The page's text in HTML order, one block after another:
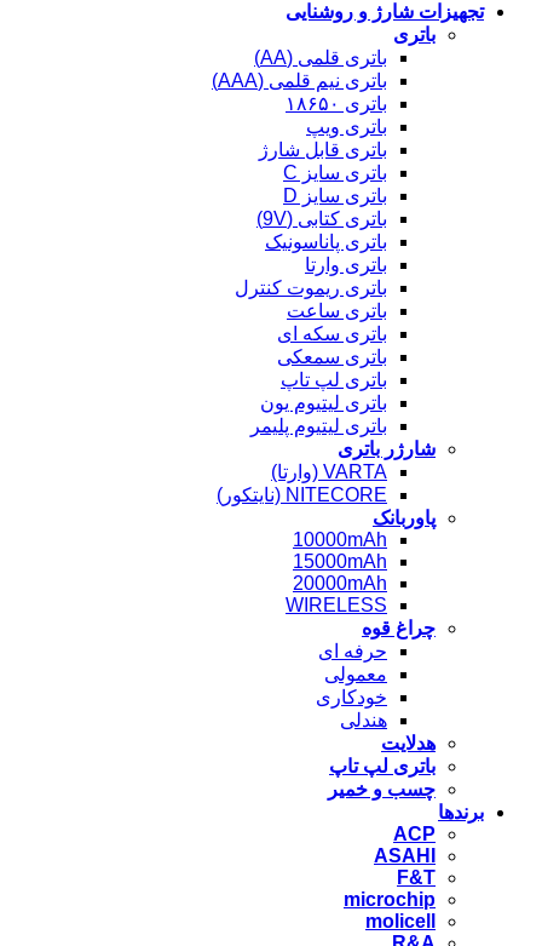
تجهیزات شارژ و روشنایی
باتری
باتری قلمی (AA)
باتری نیم قلمی (AAA)
باتری ۱۸۶۵۰
باتری ویپ
باتری قابل شارژ
باتری سایز C
باتری سایز D
باتری کتابی (9V)
باتری پاناسونیک
باتری وارتا
باتری ریموت کنترل
باتری ساعت
باتری سکه ای
باتری سمعکی
باتری لپ تاپ
باتری لیتیوم یون
باتری لیتیوم پلیمر
شارژر باتری
VARTA (وارتا)
NITECORE (نایتکور)
پاوربانک
10000mAh
15000mAh
20000mAh
WIRELESS
چراغ قوه
حرفه ای
معمولی
خودکاری
هندلی
هدلایت
باتری لپ تاپ
چسب و خمیر
برندها
ACP
ASAHI
F&T
microchip
molicell